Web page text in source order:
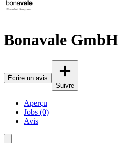
Bonavale GmbH
Écrire un avis
Suivre
Aperçu
Jobs (0)
Avis